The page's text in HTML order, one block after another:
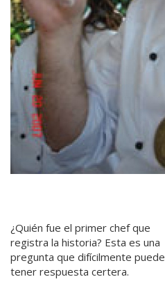
¿Quién fue el primer chef que
registra la historia? Esta es una
pregunta que difícilmente puede
tener respuesta certera.